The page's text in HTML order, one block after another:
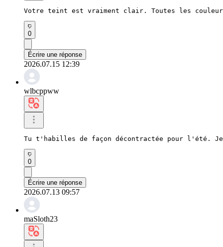
Votre teint est vraiment clair. Toutes les
0
Écrire une réponse
2026.07.15 12:39
wlbcppww
Tu t'habilles de façon décontractée pour l'été.
0
Écrire une réponse
2026.07.13 09:57
maSloth23